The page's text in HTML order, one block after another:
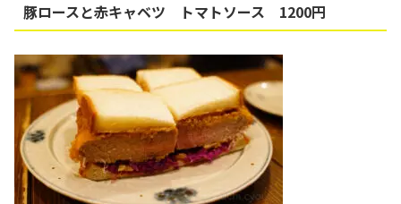
豚ロースと赤キャベツ トマトソース 1200円